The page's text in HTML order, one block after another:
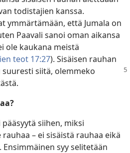
todistajien kanssa.
ymmärtämään, että Jumala on
Paavali sanoi oman aikansa
ole kaukana meistä
teot 17:27). Sisäisen rauhan
siitä, olemmeko
siihen, miksi
– ei sisäistä rauhaa eikä
syy selitetään